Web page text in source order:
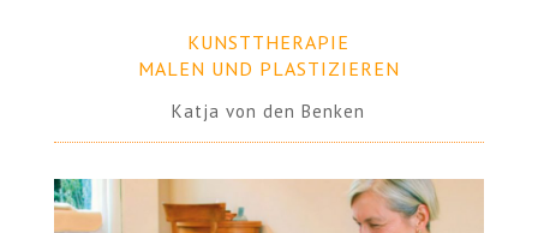
KUNSTTHERAPIE
MALEN UND PLASTIZIEREN
Katja von den Benken